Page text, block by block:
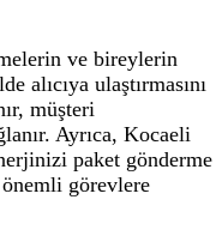
ve bireylerin
alıcıya ulaştırmasını
müşteri
Ayrıca, Kocaeli
paket gönderme
görevlere